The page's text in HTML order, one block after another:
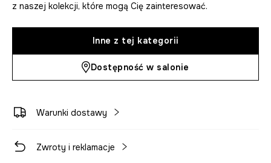
z naszej kolekcji, które mogą Cię zainteresować.
Inne z tej kategorii
Dostępność w salonie
Warunki dostawy
Zwroty i reklamacje